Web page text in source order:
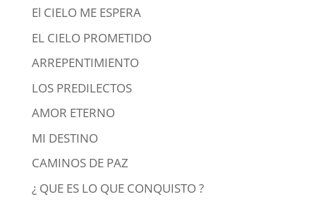
El CIELO ME ESPERA
EL CIELO PROMETIDO
ARREPENTIMIENTO
LOS PREDILECTOS
AMOR ETERNO
MI DESTINO
CAMINOS DE PAZ
¿ QUE ES LO QUE CONQUISTO ?